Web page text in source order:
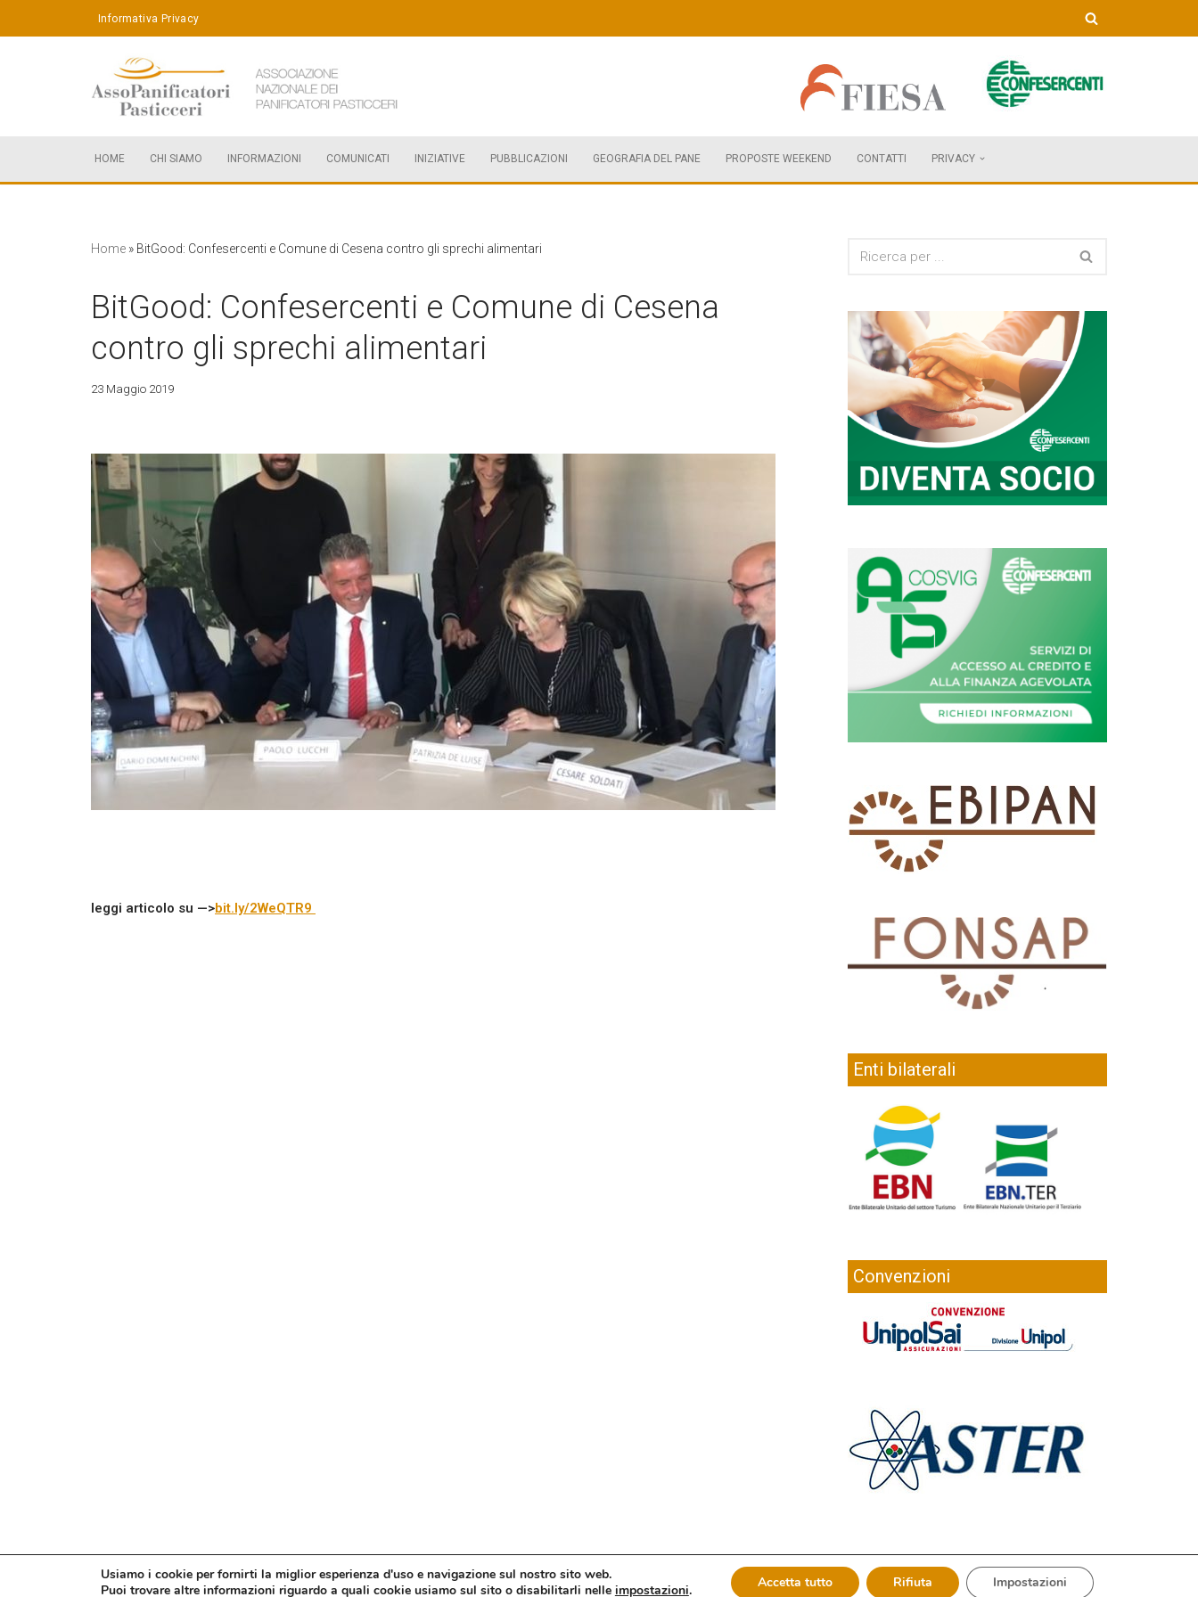
Informativa Privacy
HOME CHI SIAMO INFORMAZIONI COMUNICATI INIZIATIVE PUBBLICAZIONI GEOGRAFIA DEL PANE PROPOSTE WEEKEND CONTATTI PRIVACY
Home » BitGood: Confesercenti e Comune di Cesena contro gli sprechi alimentari
BitGood: Confesercenti e Comune di Cesena
contro gli sprechi alimentari
23 Maggio 2019
leggi articolo su —>bit.ly/2WeQTR9
Enti bilaterali
Convenzioni
© Confesercenti | Ufficio stampa: Via Nazionale, 60 00184 Roma fax: 06 4746886 | Sito web sviluppato dadm3
Usiamo i cookie per fornirti la miglior esperienza d'uso e navigazione sul nostro sito web.
Puoi trovare altre informazioni riguardo a quali cookie usiamo sul sito o disabilitarli nelle impostazioni. Accetta tutto Rifiuta Impostazioni